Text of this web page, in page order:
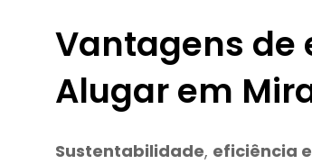
Vantagens de
Alugar em
Sustentabilidade, eficiência